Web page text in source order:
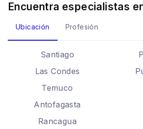
Encuentra especialistas
Ubicación Profesión
Santiago
Las Condes
Temuco
Antofagasta
Rancagua